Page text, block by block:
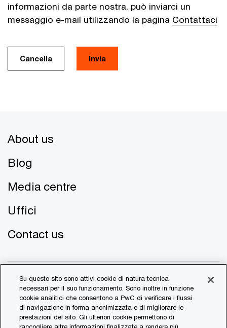
informazioni da parte nostra, può inviarci un
messaggio e-mail utilizzando la pagina Contattaci
Cancella Invia
About us
Blog
Media centre
Uffici
Contact us
© 2017 - 2026 PwC. All rights reserved. PwC refers to the
PwC network and/or one or more of its member firms, each
Su questo sito sono attivi cookie di natura tecnica
necessari per il suo funzionamento. Sono inoltre in funzione
cookie analitici che consentono a PwC di verificare i flussi
di navigazione in forma anonimizzata e di migliorare le
prestazioni del sito. Gli ulteriori cookie permettono di